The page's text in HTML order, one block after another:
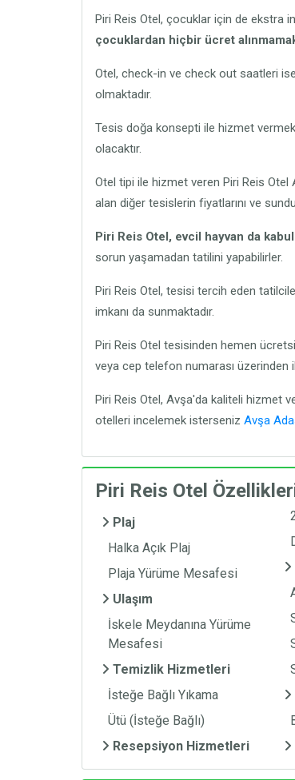
Piri Reis Otel, çocuklar için de ekstra
çocuklardan hiçbir ücret
Otel, check-in ve check out saatleri
olmaktadır.
Tesis doğa konsepti ile hizmet
olacaktır.
Otel tipi ile hizmet veren Piri Reis Otel
alan diğer tesislerin fiyatlarını ve
Piri Reis Otel, evcil hayvan da
sorun yaşamadan tatilini yapabilirler.
Piri Reis Otel, tesisi tercih eden
imkanı da sunmaktadır.
Piri Reis Otel tesisinden hemen
veya cep telefon numarası
Piri Reis Otel, Avşa'da kaliteli hizmet
otelleri incelemek isterseniz Avşa
Piri Reis Otel
Plaj
Halka Açık Plaj
Plaja Yürüme Mesafesi
Ulaşım
İskele Meydanına Yürüme
Mesafesi
Temizlik Hizmetleri
İsteğe Bağlı Yıkama
Ütü (İsteğe Bağlı)
Resepsiyon Hizmetleri